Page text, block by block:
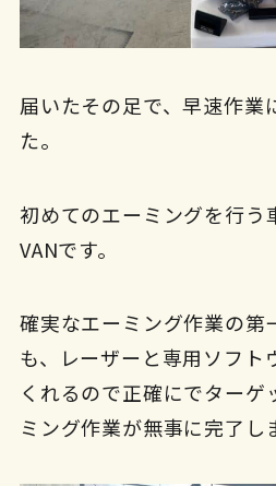
届いたその足で、早速作業
た。
初めてのエーミングを行う
VANです。
確実なエーミング作業の第
も、レーザーと専用ソフト
くれるので正確にでターゲ
ミング作業が無事に完了し